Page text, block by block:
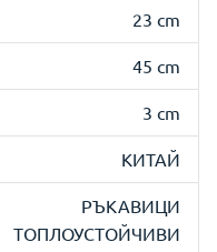
23 cm
45 cm
3 cm
КИТАЙ
РЪКАВИЦИ
ТОПЛОУСТОЙЧИВИ